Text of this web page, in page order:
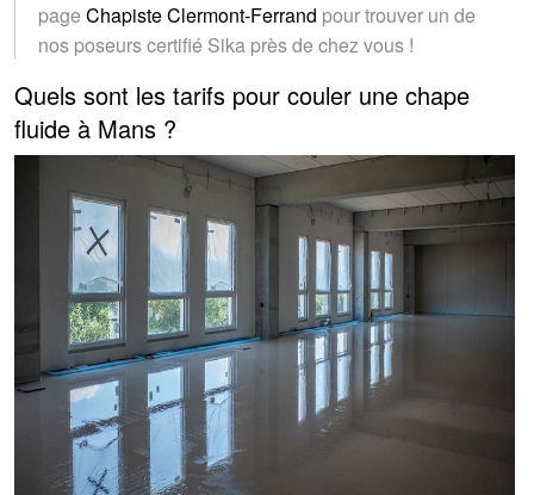
page Chapiste Clermont-Ferrand pour trouver un de
nos poseurs certifié Sika près de chez vous !
Quels sont les tarifs pour couler une chape
fluide à Mans ?